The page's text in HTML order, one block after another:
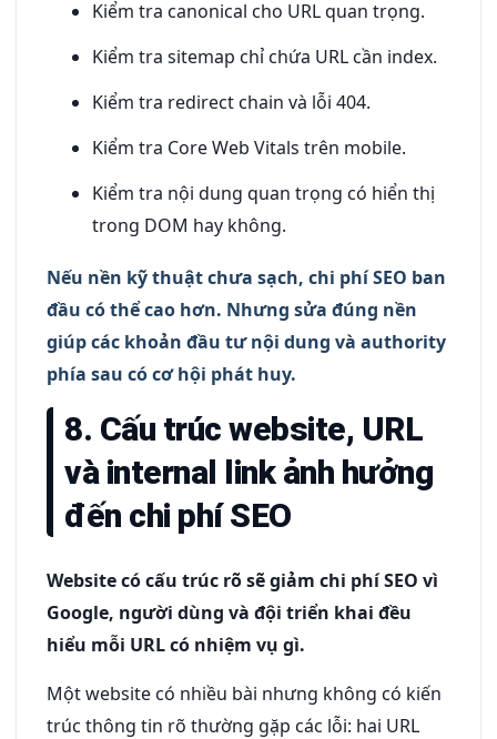
Kiểm tra canonical cho URL quan trọng.
Kiểm tra sitemap chỉ chứa URL cần index.
Kiểm tra redirect chain và lỗi 404.
Kiểm tra Core Web Vitals trên mobile.
Kiểm tra nội dung quan trọng có hiển thị
trong DOM hay không.
Nếu nền kỹ thuật chưa sạch, chi phí SEO ban
đầu có thể cao hơn. Nhưng sửa đúng nền
giúp các khoản đầu tư nội dung và authority
phía sau có cơ hội phát huy.
8. Cấu trúc website, URL
và internal link ảnh hưởng
đến chi phí SEO
Website có cấu trúc rõ sẽ giảm chi phí SEO vì
Google, người dùng và đội triển khai đều
hiểu mỗi URL có nhiệm vụ gì.
Một website có nhiều bài nhưng không có kiến
trúc thông tin rõ thường gặp các lỗi: hai URL